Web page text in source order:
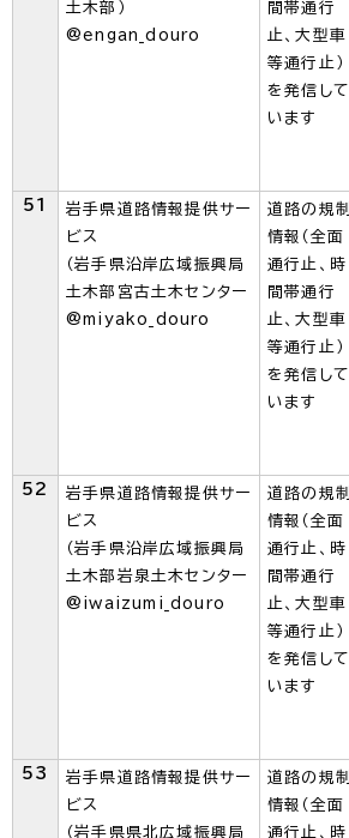
土木部）
@engan_douro
間帯通行
止、大型車
等通行止）
を発信して
います
51
岩手県道路情報提供サー
ビス
（岩手県沿岸広域振興局
土木部宮古土木センター
@miyako_douro
道路の規制
情報（全面
通行止、時
間帯通行
止、大型車
等通行止）
を発信して
います
52
岩手県道路情報提供サー
ビス
（岩手県沿岸広域振興局
土木部岩泉土木センター
@iwaizumi_douro
道路の規制
情報（全面
通行止、時
間帯通行
止、大型車
等通行止）
を発信して
います
53
岩手県道路情報提供サー
ビス
（岩手県県北広域振興局
道路の規制
情報（全面
通行止、時